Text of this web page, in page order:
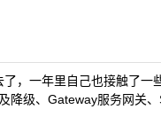
，一年里自己也接触了
降级、Gateway服务网关